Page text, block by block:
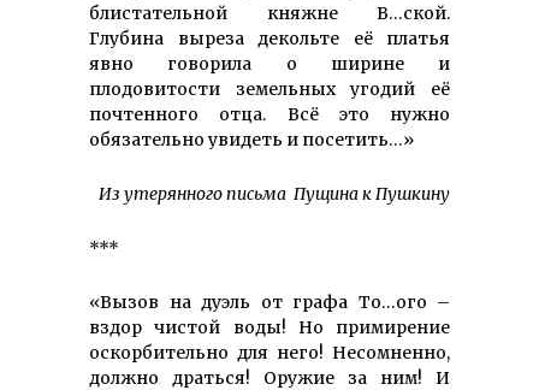
блистательной княжне В…ской.
Глубина выреза декольте её платья
явно говорила о ширине и
плодовитости земельных угодий её
почтенного отца. Всё это нужно
обязательно увидеть и посетить…»
Из утерянного письма Пущина к Пушкину
***
«Вызов на дуэль от графа То…ого –
вздор чистой воды! Но примирение
оскорбительно для него! Несомненно,
должно драться! Оружие за ним! И